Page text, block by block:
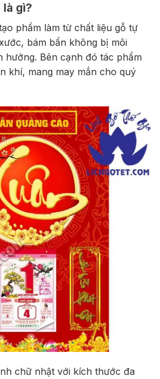
gì?
phẩm làm từ chất liệu gỗ tự
bám bẩn không bị môi
hưởng. Bên cạnh đó tác phẩm
khí, mang may mắn cho quý
chữ nhật với kích thước đa